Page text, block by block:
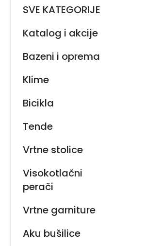
SVE KATEGORIJE
Katalog i akcije
Bazeni i oprema
Klime
Bicikla
Tende
Vrtne stolice
Visokotlačni
perači
Vrtne garniture
Aku bušilice